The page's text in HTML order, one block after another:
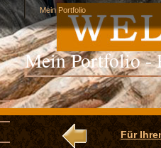
Mein Portfolio
Mein Portfolio -
Für